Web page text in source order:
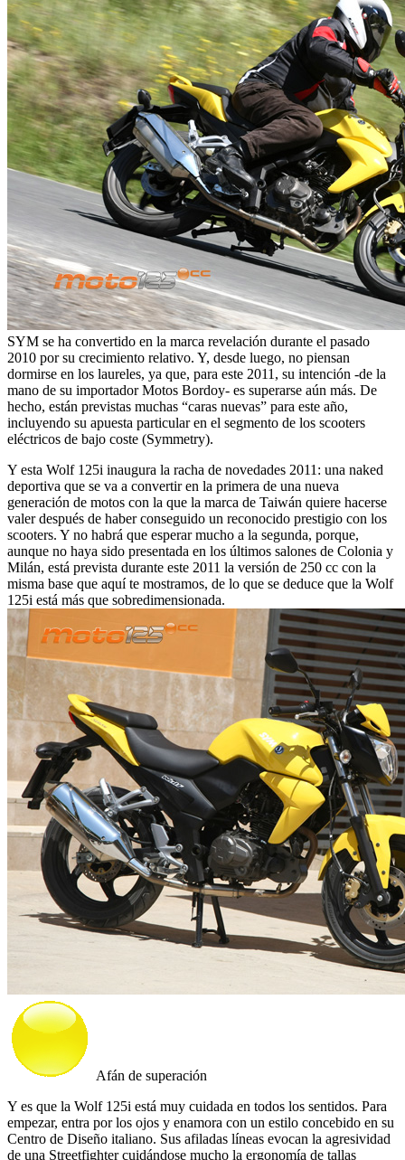
SYM se ha convertido en la marca revelación durante el pasado
2010 por su crecimiento relativo. Y, desde luego, no piensan
dormirse en los laureles, ya que, para este 2011, su intención -de la
mano de su importador Motos Bordoy- es superarse aún más. De
hecho, están previstas muchas “caras nuevas” para este año,
incluyendo su apuesta particular en el segmento de los scooters
eléctricos de bajo coste (Symmetry).
Y esta Wolf 125i inaugura la racha de novedades 2011: una naked
deportiva que se va a convertir en la primera de una nueva
generación de motos con la que la marca de Taiwán quiere hacerse
valer después de haber conseguido un reconocido prestigio con los
scooters. Y no habrá que esperar mucho a la segunda, porque,
aunque no haya sido presentada en los últimos salones de Colonia y
Milán, está prevista durante este 2011 la versión de 250 cc con la
misma base que aquí te mostramos, de lo que se deduce que la Wolf
125i está más que sobredimensionada.
Afán de superación
Y es que la Wolf 125i está muy cuidada en todos los sentidos. Para
empezar, entra por los ojos y enamora con un estilo concebido en su
Centro de Diseño italiano. Sus afiladas líneas evocan la agresividad
de una Streetfighter cuidándose mucho la ergonomía de tallas